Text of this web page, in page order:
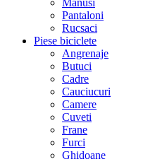
Manusi
Pantaloni
Rucsaci
Piese biciclete
Angrenaje
Butuci
Cadre
Cauciucuri
Camere
Cuveti
Frane
Furci
Ghidoane